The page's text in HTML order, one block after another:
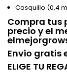
Casquillo (0,4
Compra tus
precio y el
Envio gratis
ELIGE TU